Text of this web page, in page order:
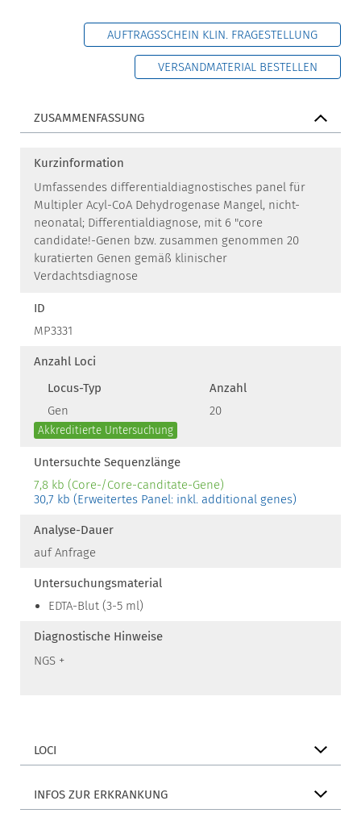
AUFTRAGSSCHEIN KLIN. FRAGESTELLUNG
VERSANDMATERIAL BESTELLEN
ZUSAMMENFASSUNG
Kurzinformation
Umfassendes differentialdiagnostisches panel für
Multipler Acyl-CoA Dehydrogenase Mangel, nicht-
neonatal; Differentialdiagnose, mit 6 "core
candidate!-Genen bzw. zusammen genommen 20
kuratierten Genen gemäß klinischer
Verdachtsdiagnose
ID
MP3331
Anzahl Loci
Locus-Typ
Anzahl
Gen
20
Akkreditierte Untersuchung
Untersuchte Sequenzlänge
7,8 kb (Core-/Core-canditate-Gene)
30,7 kb (Erweitertes Panel: inkl. additional genes)
Analyse-Dauer
auf Anfrage
Untersuchungsmaterial
EDTA-Blut (3-5 ml)
Diagnostische Hinweise
NGS +
LOCI
INFOS ZUR ERKRANKUNG